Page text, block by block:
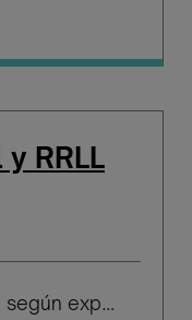
RRLL
Salario según experiencia